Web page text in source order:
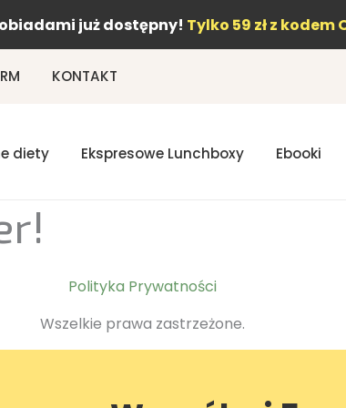
obiadami już dostępny! Tylko 59 zł z kodem
KONTAKT
diety Ekspresowe Lunchboxy Ebooki
Polityka Prywatności
Wszelkie prawa zastrzeżone.